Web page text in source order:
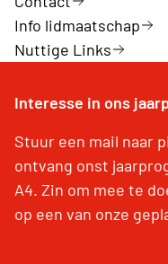
Info lidmaatschap
Nuttige Links
Interesse in ons
Stuur een mail naar
ontvang onst
A4. Zin om mee te
op een van onze